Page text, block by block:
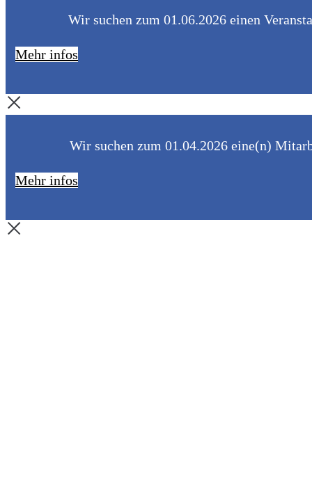
Wir suchen zum 01.06.2026 einen
Mehr infos
Wir suchen zum 01.04.2026 eine(n)
Mehr infos